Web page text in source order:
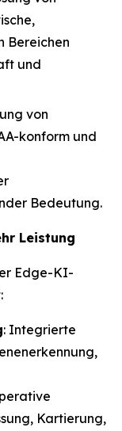
Bereichen
und
von
konform und
Bedeutung.
Leistung
Edge-KI-
: Integrierte
Kartierung,